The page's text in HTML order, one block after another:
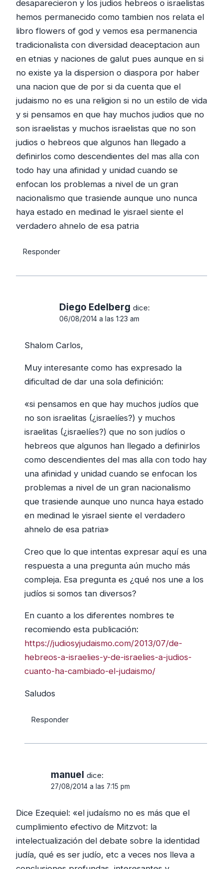
desaparecieron y los judios hebreos o israelistas
hemos permanecido como tambien nos relata el
libro flowers of god y vemos esa permanencia
tradicionalista con diversidad deaceptacion aun
en etnias y naciones de galut pues aunque en si
no existe ya la dispersion o diaspora por haber
una nacion que de por si da cuenta que el
judaismo no es una religion si no un estilo de vida
y si pensamos en que hay muchos judios que no
son israelistas y muchos israelistas que no son
judios o hebreos que algunos han llegado a
definirlos como descendientes del mas alla con
todo hay una afinidad y unidad cuando se
enfocan los problemas a nivel de un gran
nacionalismo que trasiende aunque uno nunca
haya estado en medinad le yisrael siente el
verdadero ahnelo de esa patria
Responder
Diego Edelberg dice:
06/08/2014 a las 1:23 am
Shalom Carlos,
Muy interesante como has expresado la
dificultad de dar una sola definición:
«si pensamos en que hay muchos judíos que
no son israelitas (¿israelíes?) y muchos
israelitas (¿israelíes?) que no son judíos o
hebreos que algunos han llegado a definirlos
como descendientes del mas alla con todo hay
una afinidad y unidad cuando se enfocan los
problemas a nivel de un gran nacionalismo
que trasiende aunque uno nunca haya estado
en medinad le yisrael siente el verdadero
ahnelo de esa patria»
Creo que lo que intentas expresar aquí es una
respuesta a una pregunta aún mucho más
compleja. Esa pregunta es ¿qué nos une a los
judíos si somos tan diversos?
En cuanto a los diferentes nombres te
recomiendo esta publicación:
https://judiosyjudaismo.com/2013/07/de-
hebreos-a-israelies-y-de-israelies-a-judios-
cuanto-ha-cambiado-el-judaismo/
Saludos
Responder
manuel dice:
27/08/2014 a las 7:15 pm
Dice Ezequiel: «el judaísmo no es más que el
cumplimiento efectivo de Mitzvot: la
intelectualización del debate sobre la identidad
judía, qué es ser judío, etc a veces nos lleva a